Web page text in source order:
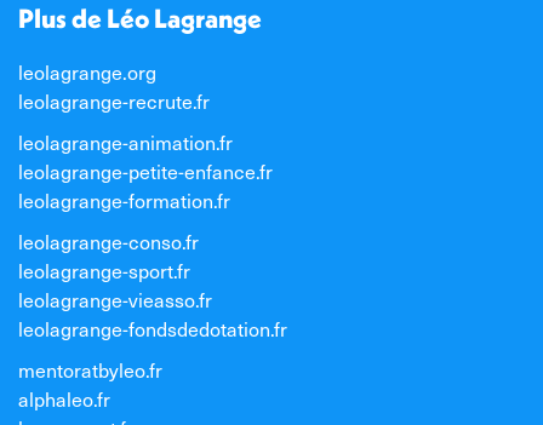
Plus de Léo Lagrange
leolagrange.org
leolagrange-recrute.fr
leolagrange-animation.fr
leolagrange-petite-enfance.fr
leolagrange-formation.fr
leolagrange-conso.fr
leolagrange-sport.fr
leolagrange-vieasso.fr
leolagrange-fondsdedotation.fr
mentoratbyleo.fr
alphaleo.fr